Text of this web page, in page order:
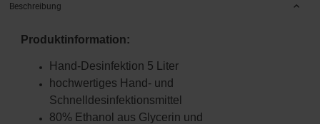
Beschreibung
Produktinformation:
Hand-Desinfektion 5 Liter
hochwertiges Hand- und
Schnelldesinfektionsmittel
80% Ethanol aus Glycerin und